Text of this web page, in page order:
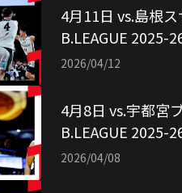
4月11日 vs.島根
B.LEAGUE 2025-
（映像引用：アル
2026/04/12
4月8日 vs.宇都宮
B.LEAGUE 2025-
（映像引用：アル
2026/04/08